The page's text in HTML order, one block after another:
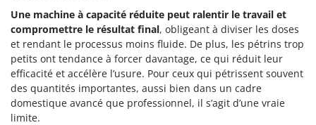
Une machine à capacité réduite peut ralentir le travail et
compromettre le résultat final, obligeant à diviser les doses
et rendant le processus moins fluide. De plus, les pétrins trop
petits ont tendance à forcer davantage, ce qui réduit leur
efficacité et accélère l’usure. Pour ceux qui pétrissent souvent
des quantités importantes, aussi bien dans un cadre
domestique avancé que professionnel, il s’agit d’une vraie
limite.